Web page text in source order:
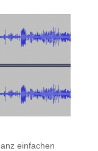
einfachen